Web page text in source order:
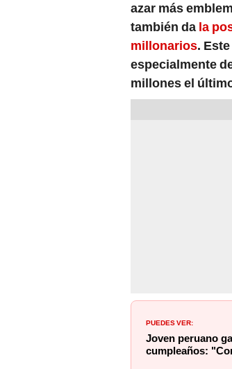
azar más
también da la
millonarios.
especialmente
millones el
PUEDES VER:
Joven peruano
cumpleaños: